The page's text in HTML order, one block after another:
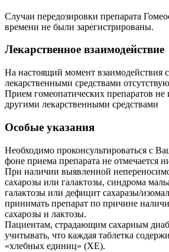
Случаи передозировки препарата
времени не были зарегистрированы.
Лекарственное взаимодействие
На настоящий момент взаимодействия
лекарственными средствами
Прием гомеопатических препаратов не
другими лекарственными средствами
Особые указания
Необходимо проконсультироваться с
фоне приема препарата не отмечается
При наличии выявленной
сахарозы или галактозы, синдрома
галактозы или дефицит сахаразы/
принимать препарат по причине
сахарозы и лактозы.
Пациентам, страдающим сахарным
учитывать, что каждая таблетка
«хлебных единиц» (ХЕ).